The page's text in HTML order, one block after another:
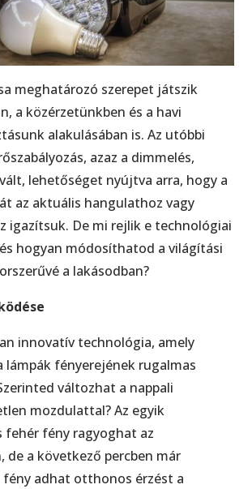
meghatározó szerepet játszik
a közérzetünkben és a havi
alakulásában is. Az utóbbi
azaz a dimmelés,
lehetőséget nyújtva arra, hogy a
az aktuális hangulathoz vagy
igazítsuk. De mi rejlik e technológiai
hogyan módosíthatod a világítási
a lakásodban?
innovatív technológia, amely
lámpák fényerejének rugalmas
változhat a nappali
mozdulattal? Az egyik
fehér fény ragyoghat az
de a következő percben már
adhat otthonos érzést a